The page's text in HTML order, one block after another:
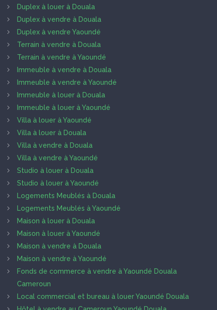
Duplex à louer à Douala
Duplex à vendre à Douala
Duplex à vendre Yaoundé
Terrain à vendre à Douala
Terrain à vendre à Yaoundé
Immeuble à vendre à Douala
Immeuble à vendre à Yaoundé
Immeuble à louer à Douala
Immeuble à louer à Yaoundé
Villa à louer à Yaoundé
Villa à louer à Douala
Villa à vendre à Douala
Villa à vendre à Yaoundé
Studio à louer à Douala
Studio à louer à Yaoundé
Logements Meublés à Douala
Logements Meublés à Yaoundé
Maison à louer à Douala
Maison à louer à Yaoundé
Maison à vendre à Douala
Maison à vendre à Yaoundé
Fonds de commerce à vendre à Yaoundé Douala
Cameroun
Local commercial et bureau à louer Yaoundé Douala